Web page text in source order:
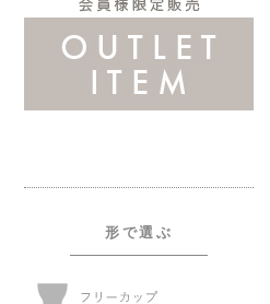
形で選ぶ